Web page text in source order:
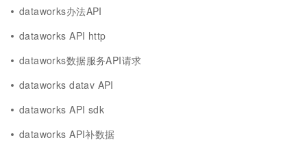
dataworks办法API
dataworks API http
dataworks数据服务API请求
dataworks datav API
dataworks API sdk
dataworks API补数据